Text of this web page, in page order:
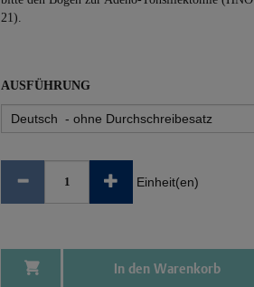
21).
AUSFÜHRUNG
Einheit(en)
In den Warenkorb